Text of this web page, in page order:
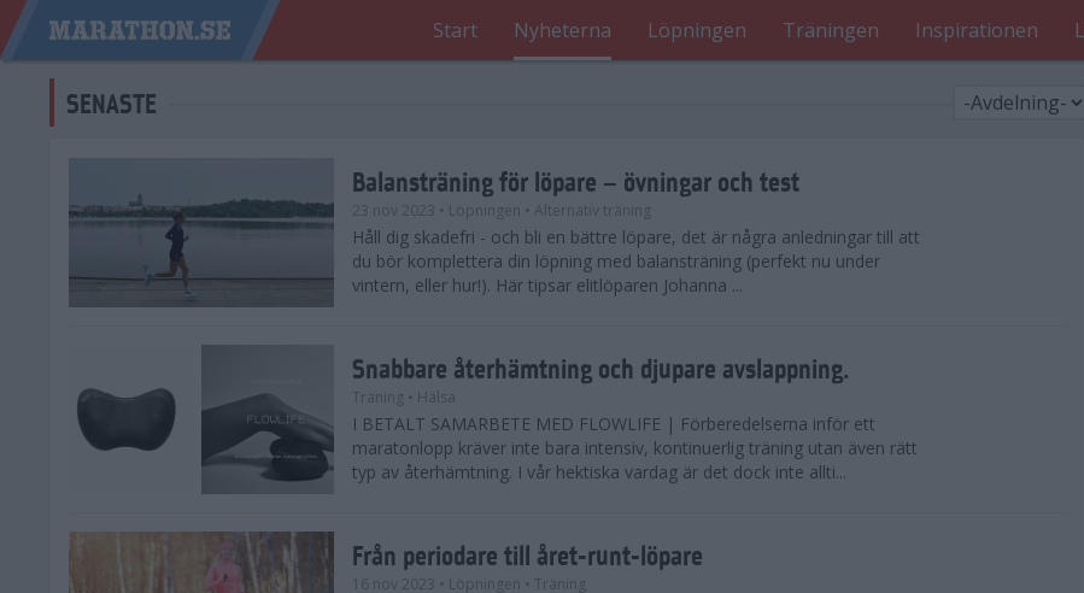
Start Nyheterna Löpningen Träningen Inspirationen
SENASTE
Balansträning för löpare – övningar och test
23 nov 2023 • Löpningen • Alternativ träning
Håll dig skadefri - och bli en bättre löpare, det är några anledningar till att
du bör komplettera din löpning med balansträning (perfekt nu under
vintern, eller hur!). Här tipsar elitlöparen Johanna ...
Snabbare återhämtning och djupare avslappning.
Träning • Hälsa
I BETALT SAMARBETE MED FLOWLIFE | Förberedelserna inför ett
maratonlopp kräver inte bara intensiv, kontinuerlig träning utan även rätt
typ av återhämtning. I vår hektiska vardag är det dock inte allti...
Från periodare till året-runt-löpare
16 nov 2023 • Löpningen • Träning